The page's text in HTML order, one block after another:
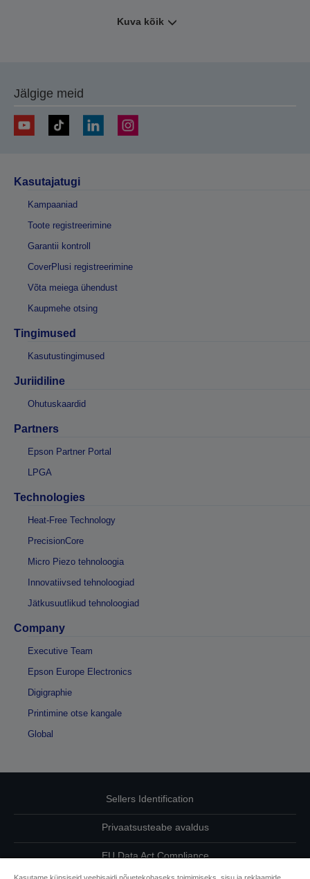
Kuva kõik
Jälgige meid
Kasutajatugi
Kampaaniad
Toote registreerimine
Garantii kontroll
CoverPlusi registreerimine
Võta meiega ühendust
Kaupmehe otsing
Tingimused
Kasutustingimused
Juriidiline
Ohutuskaardid
Partners
Epson Partner Portal
LPGA
Technologies
Heat-Free Technology
PrecisionCore
Micro Piezo tehnoloogia
Innovatiivsed tehnoloogiad
Jätkusuutlikud tehnoloogiad
Company
Executive Team
Epson Europe Electronics
Digigraphie
Printimine otse kangale
Global
Sellers Identification
Privaatsusteabe avaldus
EU Data Act Compliance